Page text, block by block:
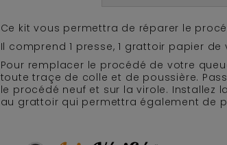
Ce kit vous permettra de réparer le
Il comprend 1 presse, 1 grattoir papier de
Pour remplacer le procédé de votre
toute traçe de colle et de poussière.
le procédé neuf et sur la virole. Installez
au grattoir qui permettra également de